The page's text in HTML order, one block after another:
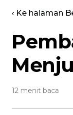
‹ Ke halaman
12 menit baca